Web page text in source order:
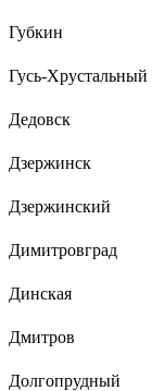
Губкин
Гусь-Хрустальный
Дедовск
Дзержинск
Дзержинский
Димитровград
Динская
Дмитров
Долгопрудный